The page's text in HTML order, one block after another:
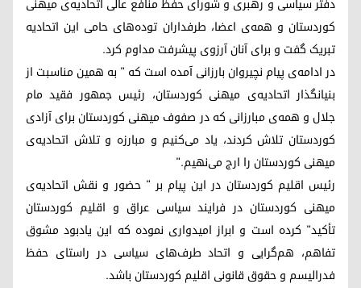
کوردستان و همه‌ی اعضا، طرفداران توده‌های حامی این اتحادیه
تبریک گفت و برای آنان آرزوی پیشرفت مداوم کرد.
در ادامه‌ی پیام نچیروان بارزانی آمده است که " به همین مناسبت از
بنیانگذار اتحادیه‌ی میهنی کوردستان، رئیس جمهور فقید مام
جلال و همه‌ی مبارزانی که در صفوف میهنی کوردستان برای آزادی
کوردستان تلاش کردند، یاد می‌کنیم و مبارزه و تلاش اتحادیه‌ی
میهنی کوردستان را ارج می‌نهیم."
رئیس اقلیم کوردستان در این پیام بر " حضور و نقش اتحادیه‌ی
میهنی کوردستان در فرایند سیاسی عراق و اقلیم کوردستان
تأکید" کرده است و ابراز امیدواری نموده که این یادبود مشوق
تفاهم، هم‌گرایی و اتحاد طرف‌های سیاسی در راستای حفظ
فدرالیسم و حقوق قانونی اقلیم کوردستان باشد.